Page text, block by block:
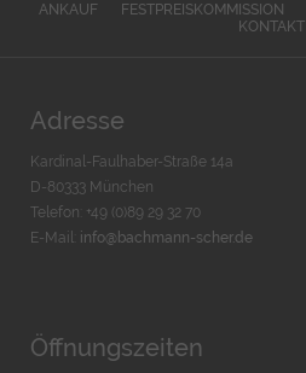
ANKAUF FESTPREISKOMMISSION
KONTAKT
Adresse
Kardinal-Faulhaber-Straße 14a
D-80333 München
Telefon: +49 (0)89 29 32 70
E-Mail: info@bachmann-scher.de
Öffnungszeiten